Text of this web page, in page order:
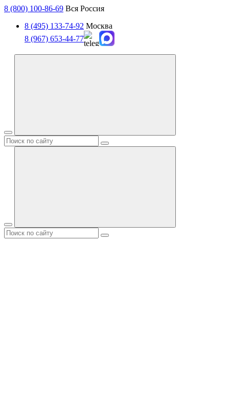
8 (800) 100-86-69 Вся Россия
8 (495) 133-74-92 Москва
8 (967) 653-44-77